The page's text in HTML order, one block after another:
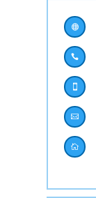




